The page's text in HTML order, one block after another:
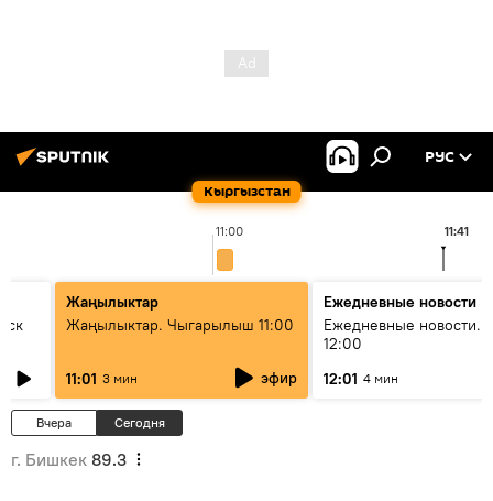
Кыргызстан
РУС
11:00 11:41
Жаңылыктар
Жаңылыктар. Чыгарылыш 11:00
11:01 3 мин эфир
Ежедневные новости
Ежедневные новости.
12:00
12:01 4 мин
Вчера Сегодня
г. Бишкек 89.3